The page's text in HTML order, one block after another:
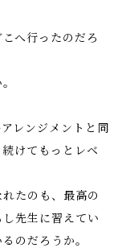
へ行ったのだろ
レンジメントと同
けてもっとレベ
たのも、最高の
先生に習えてい
のだろうか。